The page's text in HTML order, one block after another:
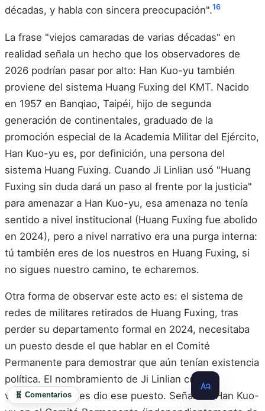
décadas, y habla con sincera preocupación".16
La frase "viejos camaradas de varias décadas" en
realidad señala un hecho que los observadores de
2026 podrían pasar por alto: Han Kuo-yu también
proviene del sistema Huang Fuxing del KMT. Nacido
en 1957 en Banqiao, Taipéi, hijo de segunda
generación de continentales, graduado de la
promoción especial de la Academia Militar del Ejército,
Han Kuo-yu es, por definición, una persona del
sistema Huang Fuxing. Cuando Ji Linlian usó "Huang
Fuxing sin duda dará un paso al frente por la justicia"
para amenazar a Han Kuo-yu, esa amenaza no tenía
sentido a nivel institucional (Huang Fuxing fue abolido
en 2024), pero a nivel narrativo era una purga interna:
tú también eres de los nuestros en Huang Fuxing, si
no sigues nuestro camino, te echaremos.
Otra forma de observar este acto es: el sistema de
redes de militares retirados de Huang Fuxing, tras
perder su departamento formal en 2024, necesitaba
un puesto desde el que hablar en el Comité
Permanente para demostrar que aún tenían existencia
política. El nombramiento de Ji Linlian como
vicepresidente les dio ese puesto. Señalar a Han Kuo-
🧬 Comentarios